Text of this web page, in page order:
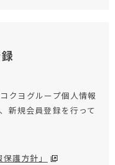
クヨグループ個人情報
新規会員登録を行って
護方針」